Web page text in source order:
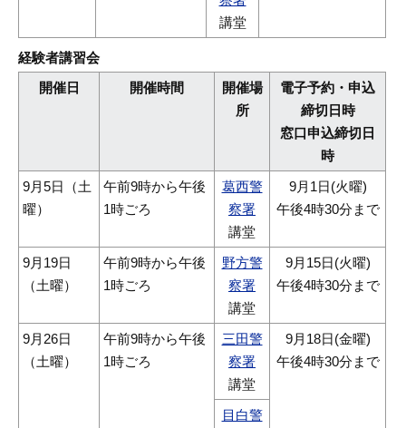
講堂
経験者講習会
開催日
開催時間
開催場
所
電子予約・申込
締切日時
窓口申込締切日
時
9月5日（土
曜）
午前9時から午後
1時ごろ
葛西警
察署
講堂
9月1日(火曜)
午後4時30分まで
9月19日
（土曜）
午前9時から午後
1時ごろ
野方警
察署
講堂
9月15日(火曜)
午後4時30分まで
9月26日
（土曜）
午前9時から午後
1時ごろ
三田警
察署
講堂
9月18日(金曜)
午後4時30分まで
目白警